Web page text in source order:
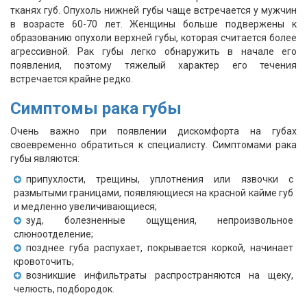
тканях губ. Опухоль нижней губы чаще встречается у мужчин
в возрасте 60-70 лет. Женщины больше подвержены к
образованию опухоли верхней губы, которая считается более
агрессивной. Рак губы легко обнаружить в начале его
появления, поэтому тяжелый характер его течения
встречается крайне редко.
Симптомы рака губы
Очень важно при появлении дискомфорта на губах
своевременно обратиться к специалисту. Симптомами рака
губы являются:
припухлости, трещины, уплотнения или язвочки с
размытыми границами, появляющиеся на красной кайме губ
и медленно увеличивающиеся;
зуд, болезненные ощущения, непроизвольное
слюноотделение;
позднее губа распухает, покрывается коркой, начинает
кровоточить;
возникшие инфильтраты распространяются на щеку,
челюсть, подбородок.